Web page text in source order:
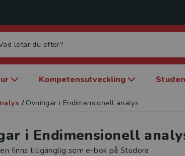
Kompetensutveckling
/ Övningar i Endimensionell analys
i Endimensionell
finns tillgänglig som e-bok på Studora.